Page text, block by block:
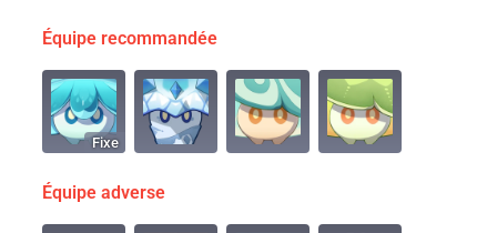
Équipe recommandée
Fixe
Équipe adverse